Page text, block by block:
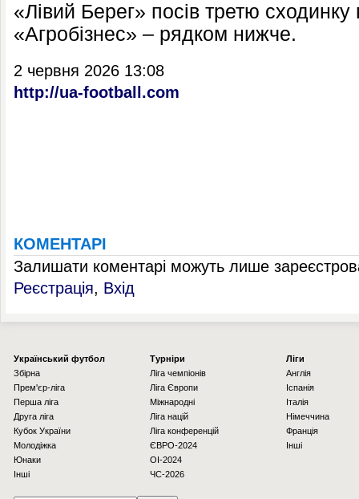
«Лівий Берег» посів третю сходинку
«Агробізнес» – рядком нижче.
2 червня 2026 13:08
http://ua-football.com
КОМЕНТАРІ
Залишати коментарі можуть лише
Реєстрація, Вхід
Українcький футбол
Збірна
Прем'єр-ліга
Перша ліга
Друга ліга
Кубок України
Молодіжка
Юнаки
Інші
Турніри
Ліга чемпіонів
Ліга Європи
Міжнародні
Ліга націй
Ліга конференцій
ЄВРО-2024
OI-2024
ЧС-2026
Ліги
Англія
Іспанія
Італія
Німеччина
Франція
Інші